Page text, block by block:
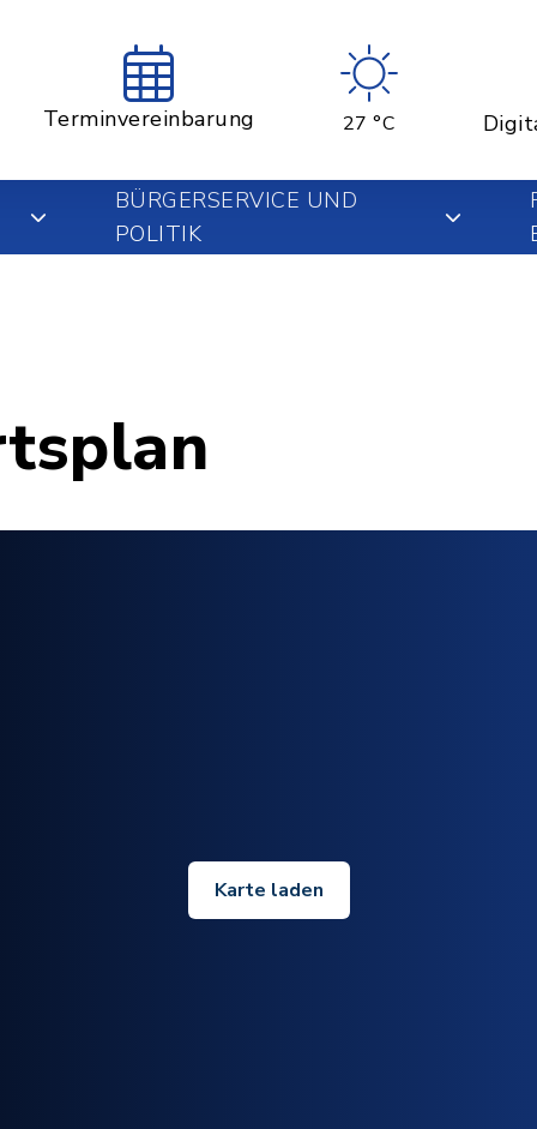
Terminvereinbarung 27 °C
BÜRGERSERVICE UND
POLITIK
Karte laden